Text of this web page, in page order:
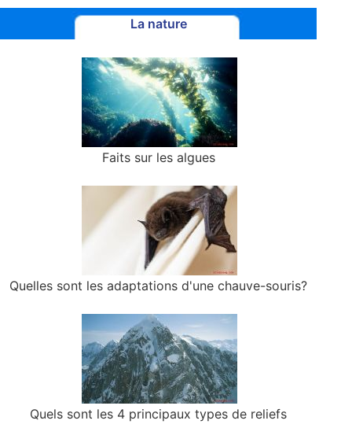
La nature
Faits sur les algues
Quelles sont les adaptations d'une chauve-souris?
Quels sont les 4 principaux types de reliefs